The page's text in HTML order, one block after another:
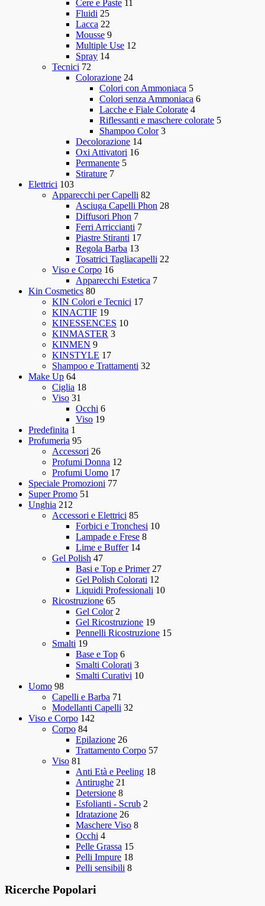
Cere e Paste 11
Fluidi 25
Lacca 22
Mousse 9
Multiple Use 12
Spray 14
Tecnici 72
Colorazione 24
Colori con Ammoniaca 5
Colori senza Ammoniaca 6
Lacche e Fiale Colorate 4
Riflessanti e maschere colorate 5
Shampoo Color 3
Decolorazione 14
Oxi Attivatori 16
Permanente 5
Stirature 7
Elettrici 103
Apparecchi per Capelli 82
Asciuga Capelli Phon 28
Diffusori Phon 7
Ferri Arriccianti 7
Piastre Stiranti 17
Regola Barba 13
Tosatrici Tagliacapelli 22
Viso e Corpo 16
Apparecchi Estetica 7
Kin Cosmetics 80
KIN Colori e Tecnici 17
KINACTIF 19
KINESSENCES 10
KINMASTER 3
KINMEN 9
KINSTYLE 17
Shampoo e Trattamenti 32
Make Up 64
Ciglia 18
Viso 31
Occhi 6
Viso 19
Predefinita 1
Profumeria 95
Accessori 26
Profumi Donna 12
Profumi Uomo 17
Speciale Promozioni 77
Super Promo 51
Unghia 212
Accessori e Elettrici 85
Forbici e Tronchesi 10
Lampade e Frese 8
Lime e Buffer 14
Gel Polish 47
Basi e Top e Primer 27
Gel Polish Colorati 12
Liquidi Professionali 10
Ricostruzione 65
Gel Color 2
Gel Ricostruzione 19
Pennelli Ricostruzione 15
Smalti 19
Base e Top 6
Smalti Colorati 3
Smalti Curativi 10
Uomo 98
Capelli e Barba 71
Modellanti Capelli 32
Viso e Corpo 142
Corpo 84
Epilazione 26
Trattamento Corpo 57
Viso 81
Anti Età e Peeling 18
Antirughe 21
Detersione 8
Esfolianti - Scrub 2
Idratazione 26
Maschere Viso 8
Occhi 4
Pelle Grassa 15
Pelli Impure 18
Pelli sensibili 8
Ricerche Popolari